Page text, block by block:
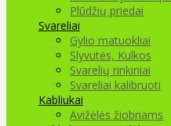
Plūdžių priedai
Svareliai
Gylio matuokliai
Slyvutės, Kulkos
Svarelių rinkiniai
Svareliai kalibruoti
Kabliukai
Avižėlės žiobriams